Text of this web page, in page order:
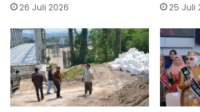
26 Juli 2026 25 Juli